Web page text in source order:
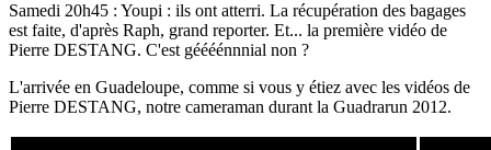
Samedi 20h45 : Youpi : ils ont atterri. La récupération des bagages
est faite, d'après Raph, grand reporter. Et... la première vidéo de
Pierre DESTANG. C'est géééénnnial non ?
L'arrivée en Guadeloupe, comme si vous y étiez avec les vidéos de
Pierre DESTANG, notre cameraman durant la Guadrarun 2012.